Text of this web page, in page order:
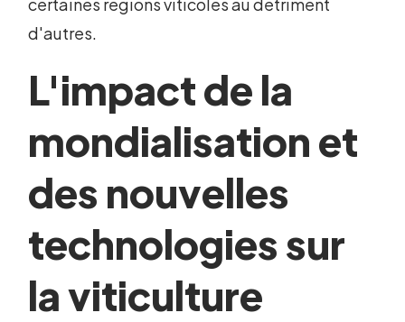
d'autres.
L'impact de la
mondialisation et
des nouvelles
technologies sur
la viticulture